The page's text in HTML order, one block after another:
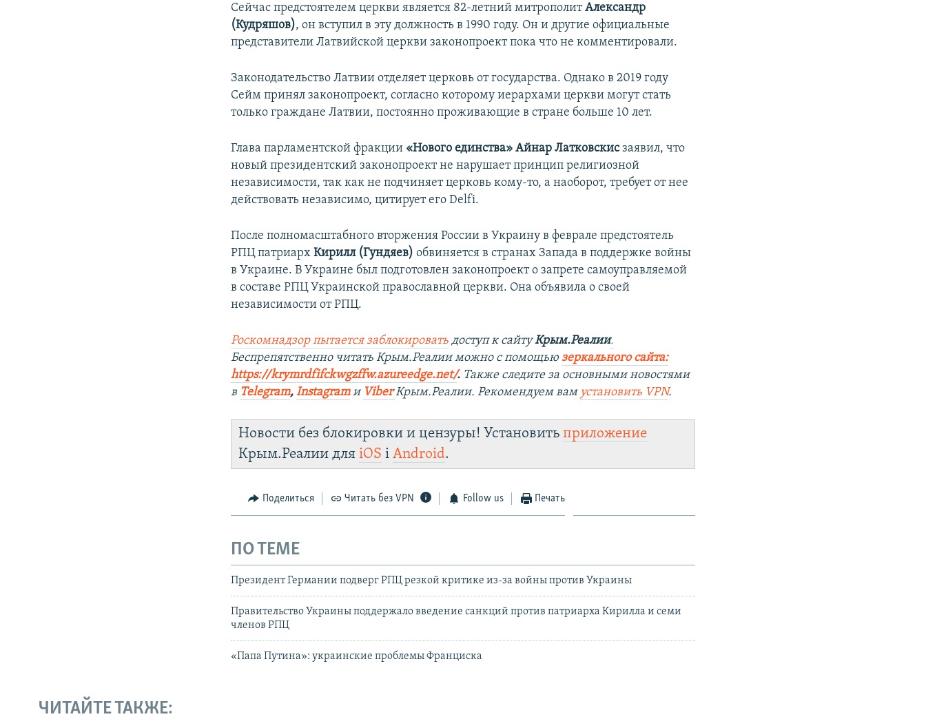
Сейчас предстоятелем церкви является 82-летний митрополитАлександр
(Кудряшов), он вступил в эту должность в 1990 году. Он и другие официальные
представители Латвийской церкви законопроект пока что не комментировали.
Законодательство Латвии отделяет церковь от государства. Однако в 2019 году
Сейм принял законопроект, согласно которому иерархами церкви могут стать
только граждане Латвии, постоянно проживающие в стране больше 10 лет.
Глава парламентской фракции «Нового единства» Айнар Латковскисзаявил, что
новый президентский законопроект не нарушает принцип религиозной
независимости, так как не подчиняет церковь кому-то, а наоборот, требует от нее
действовать независимо, цитирует его Delfi.
После полномасштабного вторжения России в Украину в феврале предстоятель
РПЦ патриархКирилл (Гундяев)обвиняется в странах Запада в поддержке войны
в Украине. В Украине был подготовлен законопроект о запрете самоуправляемой
в составе РПЦ Украинской православной церкви. Она объявила о своей
независимости от РПЦ.
Роскомнадзор пытается заблокировать доступ к сайтуКрым.Реалии.
Беспрепятственно читать Крым.Реалии можно с помощьюзеркального сайта:
https://krymrdfifckwgzffw.azureedge.net/. ​ Также следите за основными новостями
в Telegram, Instagram и ViberКрым.Реалии. Рекомендуем вам установить VPN.
Новости без блокировки и цензуры! Установитьприложение
Крым.Реалии дляiOS іAndroid.
Поделиться Читать без VPN Follow us Печать
ПО ТЕМЕ
Президент Германии подверг РПЦ резкой критике из-за войны против Украины
Правительство Украины поддержало введение санкций против патриарха Кирилла и семи
членов РПЦ
«Папа Путина»: украинские проблемы Франциска
ЧИТАЙТЕ ТАКЖЕ: